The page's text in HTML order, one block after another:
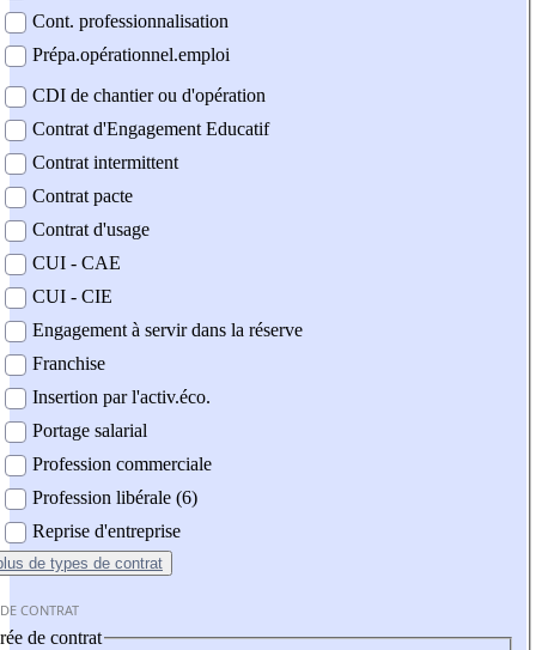
Cont. professionnalisation
Prépa.opérationnel.emploi
CDI de chantier ou d'opération
Contrat d'Engagement Educatif
Contrat intermittent
Contrat pacte
Contrat d'usage
CUI - CAE
CUI - CIE
Engagement à servir dans la réserve
Franchise
Insertion par l'activ.éco.
Portage salarial
Profession commerciale
Profession libérale (6)
Reprise d'entreprise
de types de contrat
CONTRAT
de contrat